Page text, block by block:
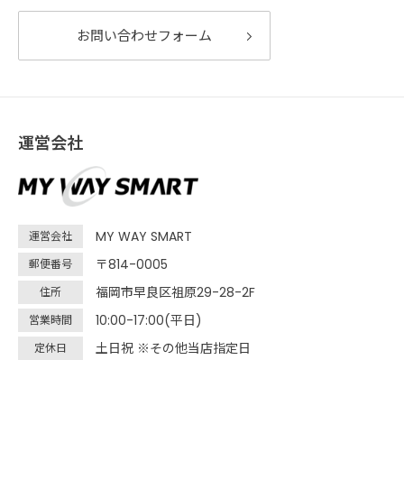
お問い合わせフォーム
運営会社
運営会社 MY WAY SMART
郵便番号 〒814-0005
住所 福岡市早良区祖原29-28-2F
営業時間 10:00-17:00(平日)
定休日 土日祝 ※その他当店指定日